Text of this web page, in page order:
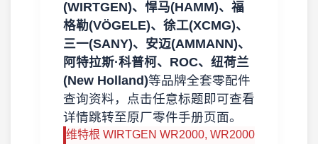
(WIRTGEN)、悍马(HAMM)、福
格勒(VÖGELE)、徐工(XCMG)、
三一(SANY)、安迈(AMMANN)、
阿特拉斯·科普柯、ROC、纽荷兰
(New Holland)等品牌全套零配件
查询资料，点击任意标题即可查看
详情跳转至原厂零件手册页面。
维特根 WIRTGEN WR2000, WR2000